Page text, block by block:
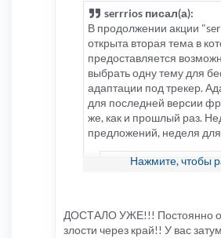
serrrios писал(а):
В продолжении акции
открыта вторая тема в
предоставляется
выбрать одну тему для
адаптации под трекер.
для последней версии
же, как и прошлый раз.
предложений, неделя
Сразу говорю,
нравятся..
Нажмите, чтобы
ДОСТАЛО УЖЕ!!! Постоянно
злости через край!! У вас